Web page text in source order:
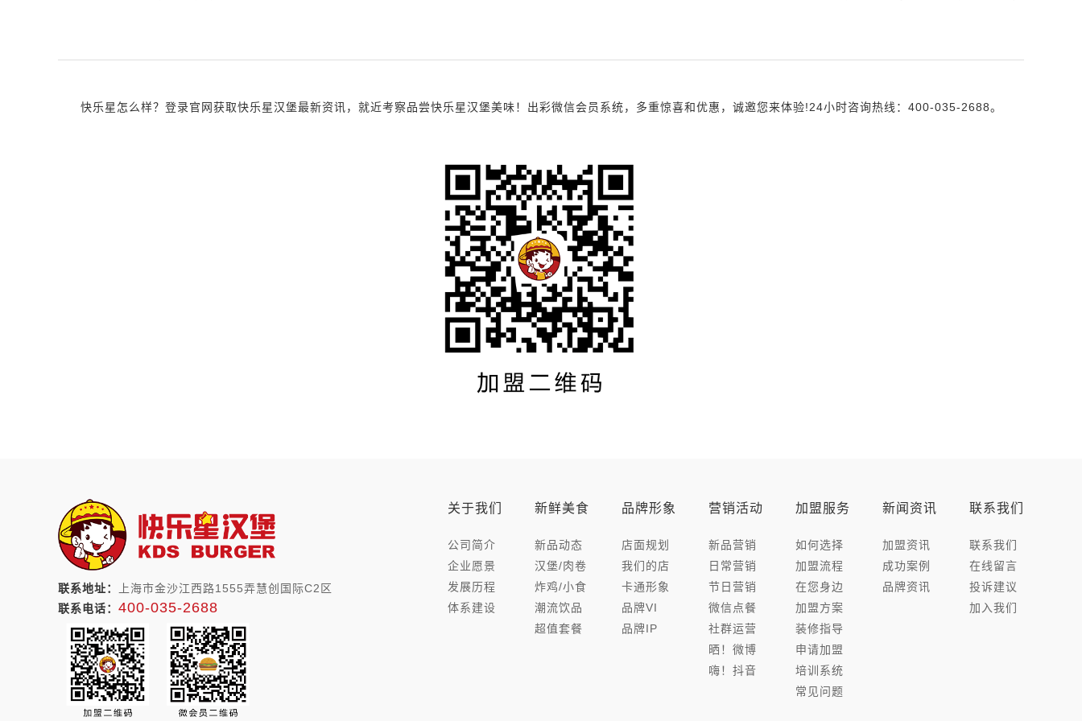
快乐星怎么样？登录官网获取快乐星汉堡最新资讯，就近考察品尝快乐星汉堡美味！出彩微信会员系统，多重惊喜和优惠，诚邀您来体验!24小时咨询热线：400-035-2688。
联系地址：
上海市金沙江西路1555弄慧创国际C2区
联系电话： 400-035-2688
关于我们
公司简介
企业愿景
发展历程
体系建设
新鲜美食
新品动态
汉堡/肉卷
炸鸡/小食
潮流饮品
超值套餐
品牌形象
店面规划
我们的店
卡通形象
品牌VI
品牌IP
营销活动
新品营销
日常营销
节日营销
微信点餐
社群运营
晒！微博
嗨！抖音
加盟服务
如何选择
加盟流程
在您身边
加盟方案
装修指导
申请加盟
培训系统
常见问题
新闻资讯
加盟资讯
成功案例
品牌资讯
联系我们
联系我们
在线留言
投诉建议
加入我们